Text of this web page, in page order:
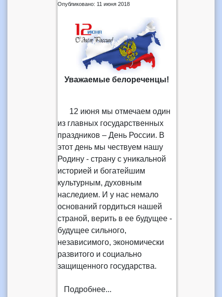
Опубликовано: 11 июня 2018
Уважаемые белореченцы!
12 июня мы отмечаем один
из главных государственных
праздников – День России. В
этот день мы чествуем нашу
Родину - страну с уникальной
историей и богатейшим
культурным, духовным
наследием. И у нас немало
оснований гордиться нашей
страной, верить в ее будущее -
будущее сильного,
независимого, экономически
развитого и социально
защищенного государства.
Подробнее...